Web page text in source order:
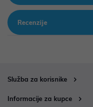
Recenzije
Služba za korisnike
Informacije za kupce